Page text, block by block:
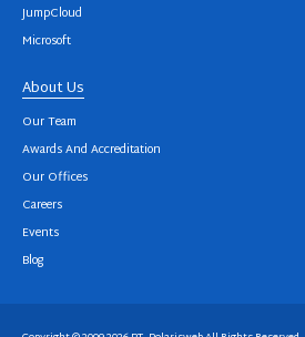
JumpCloud
Microsoft
About Us
Our Team
Awards And Accreditation
Our Offices
Careers
Events
Blog